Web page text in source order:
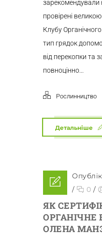
зарекомендували
провірені великою
Клубу
тип грядок
від перекопки та
повноцінно...
Рослинництво
Детальніше
/
0 /
ЯК
ОЛЕНА